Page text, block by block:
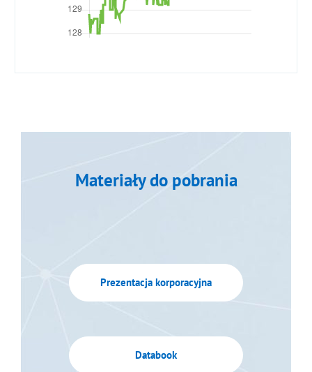
Materiały do pobrania
Prezentacja korporacyjna
Databook